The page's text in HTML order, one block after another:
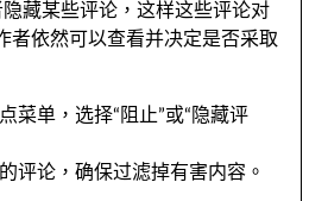
隐藏某些评论 ，这样这些评论对
者依然可以查看并决定是否采取
菜单 ，选择“阻止”或“隐藏评
评论 ，确保过滤掉有害内容 。